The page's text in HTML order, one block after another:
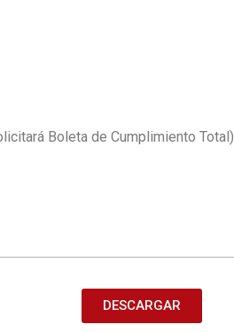
Boleta de Cumplimiento Total).
DESCARGAR